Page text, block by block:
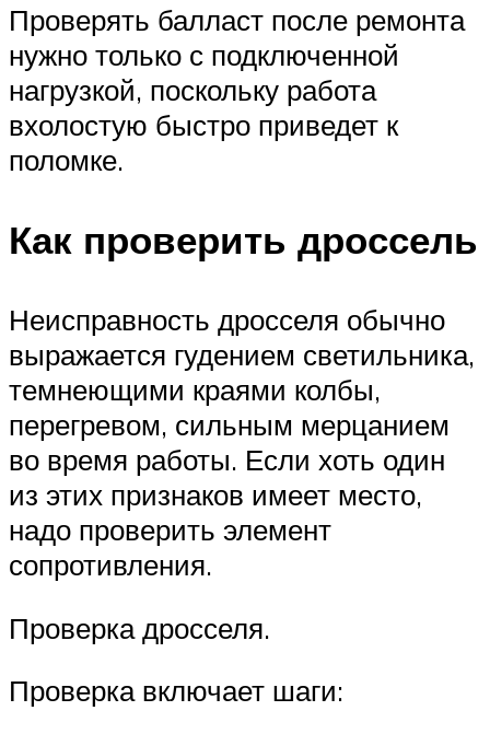
Проверять балласт после ремонта
нужно только с подключенной
нагрузкой, поскольку работа
вхолостую быстро приведет к
поломке.
Как проверить дроссель
Неисправность дросселя обычно
выражается гудением светильника,
темнеющими краями колбы,
перегревом, сильным мерцанием
во время работы. Если хоть один
из этих признаков имеет место,
надо проверить элемент
сопротивления.
Проверка дросселя.
Проверка включает шаги: